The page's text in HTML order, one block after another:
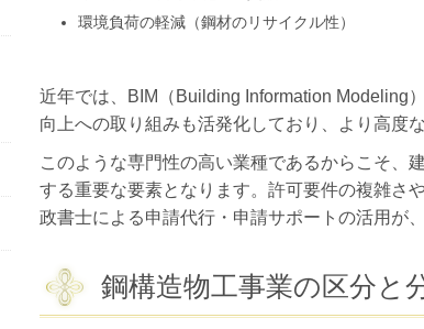
環境負荷の軽減（鋼材のリサイクル性）
近年では、BIM（Building Information Modeling
向上への取り組みも活発化しており、より高度
このような専門性の高い業種であるからこそ、
する重要な要素となります。許可要件の複雑さ
政書士による申請代行・申請サポートの活用が
鋼構造物工事業の区分と